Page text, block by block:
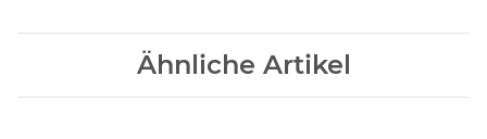
Ähnliche Artikel